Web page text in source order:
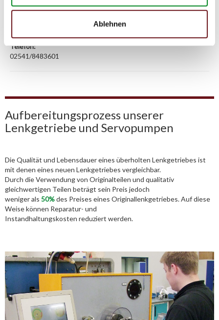
Ablehnen
Am Wasserturm 55, Coesfeld, NRW, 48653, DE
Telefon:
02541/8483601
Aufbereitungsprozess unserer
Lenkgetriebe und Servopumpen
Die Qualität und Lebensdauer eines überholten Lenkgetriebes ist
mit denen eines neuen Lenkgetriebes vergleichbar.
Durch die Verwendung von Originalteilen und qualitativ
gleichwertigen Teilen beträgt sein Preis jedoch
weniger als 50%des Preises eines Originallenkgetriebes. Auf diese
Weise können Reparatur- und
Instandhaltungskosten reduziert werden.